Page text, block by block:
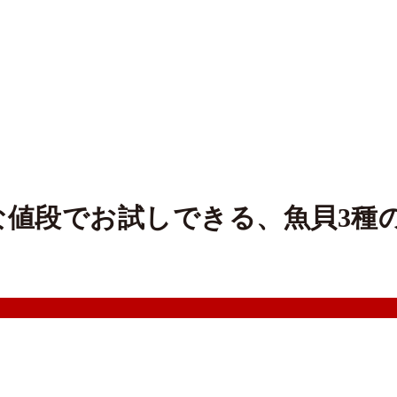
値段でお試しできる、魚貝3種